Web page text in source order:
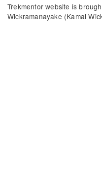
Trekmentor website is
Wickramanayake (Kamal